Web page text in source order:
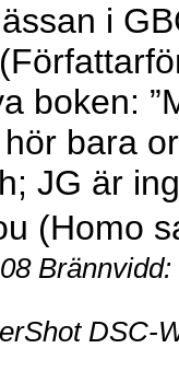
i
boken:
bara
JG är
DSC-